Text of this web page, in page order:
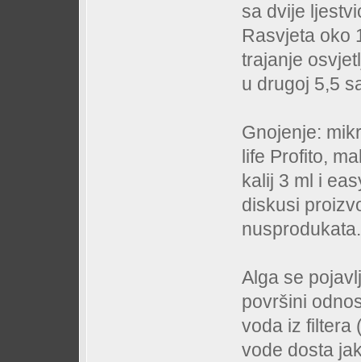
sa dvije
Rasvjeta oko
trajanje
u drugoj 5,5
Gnojenje:
life Profito,
kalij 3 ml i
diskusi
nusprodukata.
Alga se
površini
voda iz filtera
vode dosta